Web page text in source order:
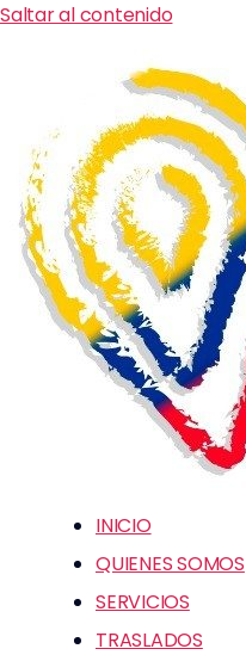
Saltar al contenido
INICIO
QUIENES SOMOS
SERVICIOS
TRASLADOS